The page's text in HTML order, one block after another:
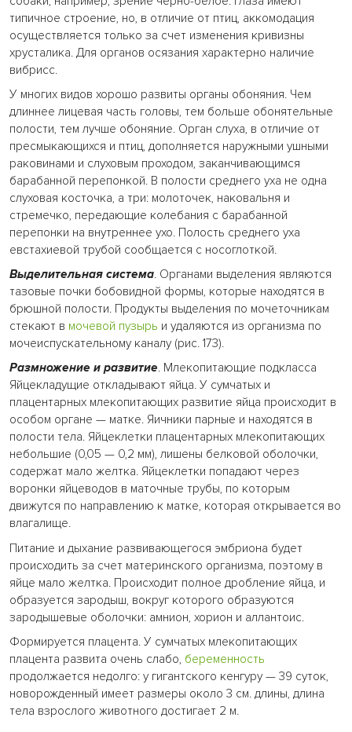
типичное строение, но, в отличие от птиц, аккомодация
осуществляется только за счет изменения кривизны
хрусталика. Для органов осязания характерно наличие
вибрисс.
У многих видов хорошо развиты органы обоняния. Чем
длиннее лицевая часть головы, тем больше обонятельные
полости, тем лучше обоняние. Орган слуха, в отличие от
пресмыкающихся и птиц, дополняется наружными ушными
раковинами и слуховым проходом, заканчивающимся
барабанной перепонкой. В полости среднего уха не одна
слуховая косточка, а три: молоточек, наковальня и
стремечко, передающие колебания с барабанной
перепонки на внутреннее ухо. Полость среднего уха
евстахиевой трубой сообщается с носоглоткой.
Выделительная система. Органами выделения являются
тазовые почки бобовидной формы, которые находятся в
брюшной полости. Продукты выделения по мочеточникам
стекают в мочевой пузырь и удаляются из организма по
мочеиспускательному каналу (рис. 173).
Размножение и развитие. Млекопитающие подкласса
Яйцекладущие откладывают яйца. У сумчатых и
плацентарных млекопитающих развитие яйца происходит в
особом органе — матке. Яичники парные и находятся в
полости тела. Яйцеклетки плацентарных млекопитающих
небольшие (0,05 — 0,2 мм), лишены белковой оболочки,
содержат мало желтка. Яйцеклетки попадают через
воронки яйцеводов в маточные трубы, по которым
движутся по направлению к матке, которая открывается во
влагалище.
Питание и дыхание развивающегося эмбриона будет
происходить за счет материнского организма, поэтому в
яйце мало желтка. Происходит полное дробление яйца, и
образуется зародыш, вокруг которого образуются
зародышевые оболочки: амнион, хорион и аллантоис.
Формируется плацента. У сумчатых млекопитающих
плацента развита очень слабо, беременность
продолжается недолго: у гигантского кенгуру — 39 суток,
новорожденный имеет размеры около 3 см. длины, длина
тела взрослого животного достигает 2 м.